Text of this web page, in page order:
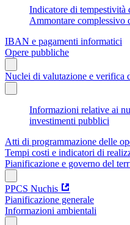
Indicatore di tempestività
Ammontare complessivo
IBAN e pagamenti informatici
Opere pubbliche
Nuclei di valutazione e verifica
Informazioni relative ai
investimenti pubblici
Atti di programmazione delle
Tempi costi e indicatori di
Pianificazione e governo del
PPCS Nuchis
Pianificazione generale
Informazioni ambientali